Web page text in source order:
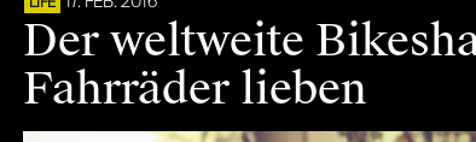
LIFE
Der weltweite
Fahrräder lieben